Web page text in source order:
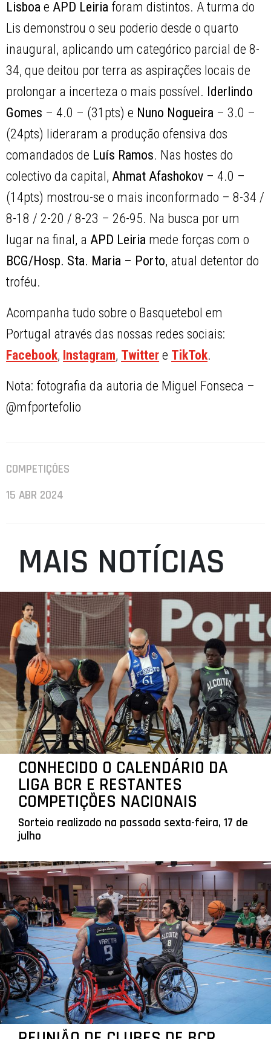
Lisboa e APD Leiria foram distintos. A turma do
Lis demonstrou o seu poderio desde o quarto
inaugural, aplicando um categórico parcial de 8-
34, que deitou por terra as aspirações locais de
prolongar a incerteza o mais possível. Iderlindo
Gomes – 4.0 – (31pts) e Nuno Nogueira – 3.0 –
(24pts) lideraram a produção ofensiva dos
comandados de Luís Ramos. Nas hostes do
colectivo da capital, Ahmat Afashokov – 4.0 –
(14pts) mostrou-se o mais inconformado – 8-34 /
8-18 / 2-20 / 8-23 – 26-95. Na busca por um
lugar na final, a APD Leiria mede forças com o
BCG/Hosp. Sta. Maria – Porto, atual detentor do
troféu.
Acompanha tudo sobre o Basquetebol em
Portugal através das nossas redes sociais:
Facebook, Instagram, Twitter e TikTok.
Nota: fotografia da autoria de Miguel Fonseca –
@mfportefolio
COMPETIÇÕES
15 ABR 2024
MAIS NOTÍCIAS
CONHECIDO O CALENDÁRIO DA
LIGA BCR E RESTANTES
COMPETIÇÕES NACIONAIS
Sorteio realizado na passada sexta-feira, 17 de
julho